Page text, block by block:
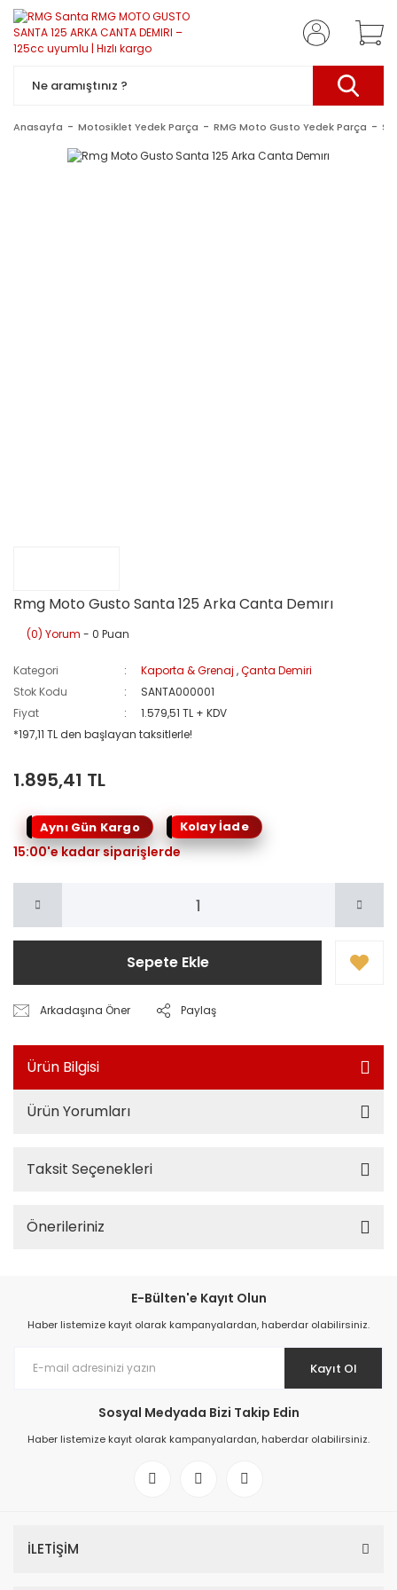
Anasayfa Motosiklet Yedek Parça RMG Moto Gusto Yedek Parça
Rmg Moto Gusto Santa 125 Arka Canta Demırı
(0) Yorum - 0 Puan
Kategori Kaporta & Grenaj ,Çanta Demiri
Stok Kodu
SANTA000001
Fiyat
1.579,51 TL + KDV
*197,11 TL den başlayan taksitlerle!
1.895,41 TL
Aynı Gün Kargo Kolay İade
15:00'e kadar siparişlerde
Sepete Ekle
Arkadaşına Öner Paylaş
Ürün Bilgisi
Ürün Yorumları
Taksit Seçenekleri
Önerileriniz
E-Bülten'e Kayıt Olun
Haber listemize kayıt olarak kampanyalardan, haberdar olabilirsiniz.
Kayıt Ol
Sosyal Medyada Bizi Takip Edin
Haber listemize kayıt olarak kampanyalardan, haberdar olabilirsiniz.
İLETİŞİM